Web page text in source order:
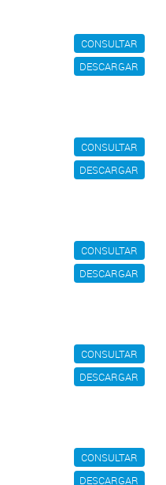
CONSULTAR
DESCARGAR
CONSULTAR
DESCARGAR
CONSULTAR
DESCARGAR
CONSULTAR
DESCARGAR
CONSULTAR
DESCARGAR